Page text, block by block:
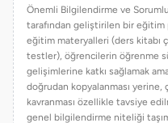
Önemli Bilgilendirme ve
tarafından geliştirilen bir
eğitim materyalleri (ders kitabı
testler), öğrencilerin öğrenme
gelişimlerine katkı sağlamak
doğrudan kopyalanması yerine,
kavranması özellikle tavsiye
genel bilgilendirme niteliği